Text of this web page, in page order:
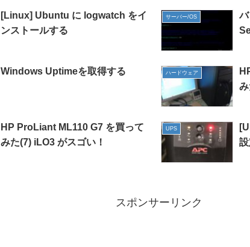
[Linux] Ubuntu に logwatch をイ
ンストールする
サーバー/OS
Windows Uptimeを取得する ハードウェア
HP ProLiant ML110 G7 を買って
みた(7) iLO3 がスゴい！
UPS
スポンサーリンク